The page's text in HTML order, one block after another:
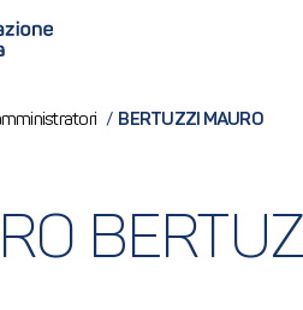
/ BERTUZZI MAURO